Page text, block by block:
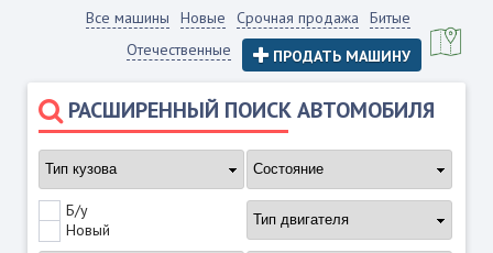
Все машины Новые Срочная продажа
Битые
Отечественные
ПРОДАТЬ МАШИНУ
РАСШИРЕННЫЙ ПОИСК АВТОМОБИЛЯ
Б/у
Новый